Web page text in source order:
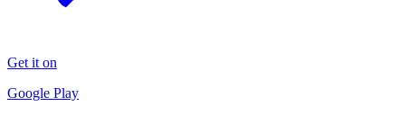
Get it on
Google Play